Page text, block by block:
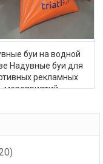
буи на водной
Надувные буи для
рекламных
мероприятий